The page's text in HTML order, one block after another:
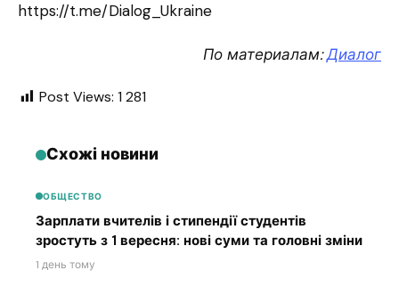
https://t.me/Dialog_Ukraine
По материалам:Диалог
Post Views: 1 281
Схожі новини
ОБЩЕСТВО
Зарплати вчителів і стипендії студентів
зростуть з 1 вересня: нові суми та головні зміни
1 день тому